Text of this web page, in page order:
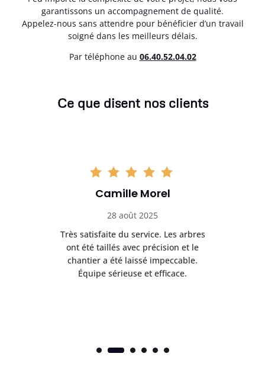
garantissons un accompagnement de qualité.
Appelez-nous sans attendre pour bénéficier d’un travail
soigné dans les meilleurs délais.
Par téléphone au 06.40.52.04.02
Ce que disent nos clients
Camille Morel
28 août 2025
Très satisfaite du service. Les arbres
ont été taillés avec précision et le
chantier a été laissé impeccable.
Équipe sérieuse et efficace.